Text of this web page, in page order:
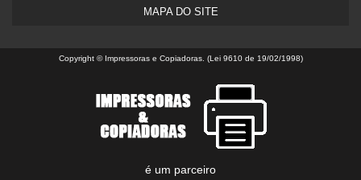
MAPA DO SITE
Copyright © Impressoras e Copiadoras. (Lei 9610 de 19/02/1998)
é um parceiro